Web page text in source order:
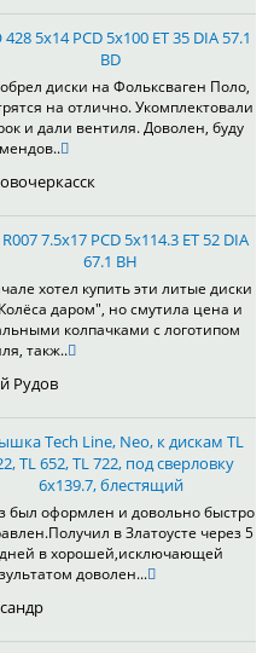
428 5x14 PCD 5x100 ET 35 DIA 57.1
BD
диски на Фольксваген Поло,
на отлично. Укомплектовали
и дали вентиля. Доволен, буду
R007 7.5x17 PCD 5x114.3 ET 52 DIA
67.1 BH
хотел купить эти литые диски
даром", но смутила цена и
колпачками с логотипом
такж..
Рудов
Tech Line, Neo, к дискам TL
TL 652, TL 722, под сверловку
6х139.7, блестящий
был оформлен и довольно быстро
в Златоусте через 5
дней в хорошей,исключающей
доволен...